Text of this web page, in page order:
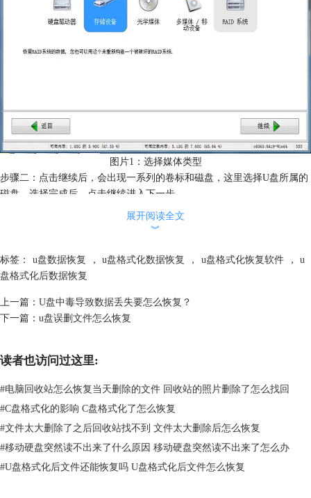
图片1：选择媒体类型
步骤二：点击继续后，会出现一系列的卷标和磁盘，这里选择U盘所属的
磁盘，选择完成后，点击继续进入下一步。
展开阅读全文
︾
标签： u盘数据恢复 ， u盘格式化数据恢复 ， u盘格式化恢复软件 ，
u
盘格式化后数据恢复
上一篇： U盘中毒导致数据丢失要怎么恢复？
下一篇： u盘误删文件怎么恢复
读者也访问过这里:
#电脑回收站怎么恢复当天删除的文件 回收站的照片删除了怎么找回
#C盘格式化的影响 C盘格式化了怎么恢复
#文件太大删除了之后回收站找不到 文件太大删除后怎么恢复
#移动硬盘突然读不出来了什么原因 移动硬盘突然读不出来了怎么办
#U盘格式化后文件还能恢复吗 U盘格式化后文件怎么恢复